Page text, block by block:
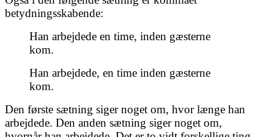
betydningsskabende:
Han arbejdede en time, inden gæsterne
kom.
Han arbejdede, en time inden gæsterne
kom.
Den første sætning siger noget om, hvor længe han
arbejdede. Den anden sætning siger noget om,